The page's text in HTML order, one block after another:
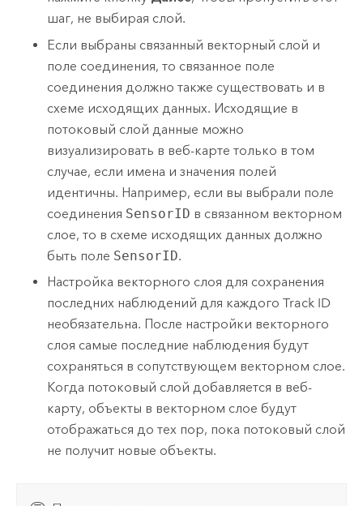
шаг, не выбирая слой.
Если выбраны связанный векторный слой и
поле соединения, то связанное поле
соединения должно также существовать и в
схеме исходящих данных. Исходящие в
потоковый слой данные можно
визуализировать в веб-карте только в том
случае, если имена и значения полей
идентичны. Например, если вы выбрали поле
соединения SensorID в связанном векторном
слое, то в схеме исходящих данных должно
быть поле SensorID.
Настройка векторного слоя для сохранения
последних наблюдений для каждого Track ID
необязательна. После настройки векторного
слоя самые последние наблюдения будут
сохраняться в сопутствующем векторном слое.
Когда потоковый слой добавляется в веб-
карту, объекты в векторном слое будут
отображаться до тех пор, пока потоковый слой
не получит новые объекты.